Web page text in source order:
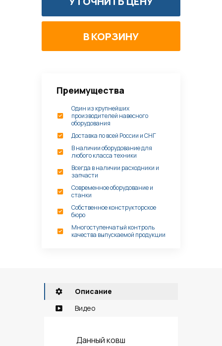
Преимущества
Один из крупнейших
производителей навесного
оборудования
Доставка по всей России и СНГ
В наличии оборудование для
любого класса техники
Всегда в наличии расходники и
запчасти
Современное оборудование и
станки
Собственное конструкторское
бюро
Многоступенчатый контроль
качества выпускаемой продукции
Данный ковш
Описание
Видео